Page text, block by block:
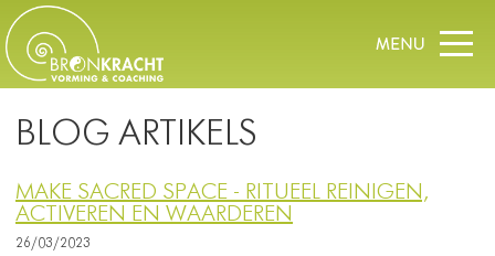
BLOG ARTIKELS
MAKE SACRED SPACE - RITUEEL REINIGEN,
ACTIVEREN EN WAARDEREN
26/03/2023